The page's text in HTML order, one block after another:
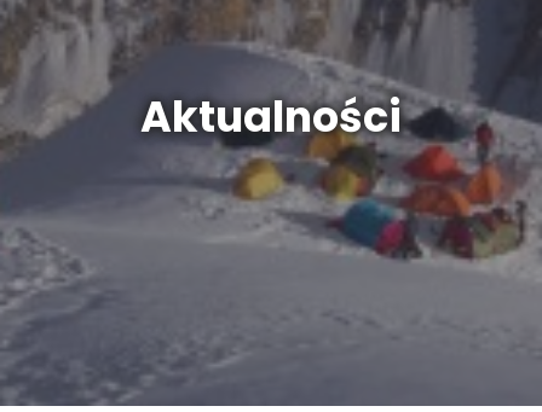
Aktualności